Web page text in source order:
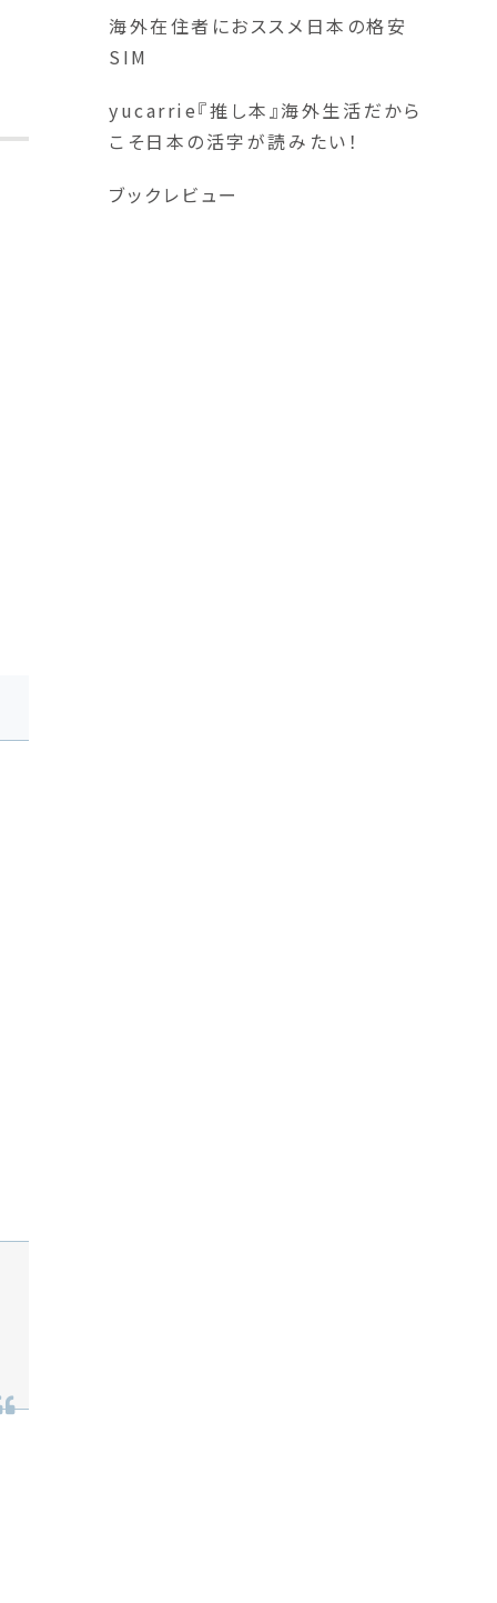
海外在住者におススメ日本の格安
SIM
yucarrie『推し本』海外生活だから
こそ日本の活字が読みたい！
ブックレビュー